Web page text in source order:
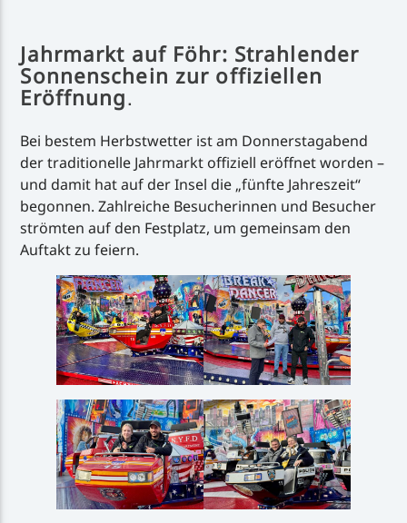
Jahrmarkt auf Föhr: Strahlender
Sonnenschein zur offiziellen
Eröffnung.
Bei bestem Herbstwetter ist am Donnerstagabend
der traditionelle Jahrmarkt offiziell eröffnet worden –
und damit hat auf der Insel die „fünfte Jahreszeit“
begonnen. Zahlreiche Besucherinnen und Besucher
strömten auf den Festplatz, um gemeinsam den
Auftakt zu feiern.